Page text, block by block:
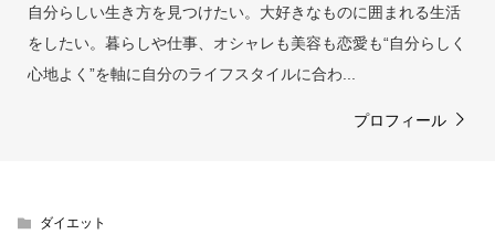
自分らしい生き方を見つけたい。大好きなものに囲まれる生活
をしたい。暮らしや仕事、オシャレも美容も恋愛も“自分らしく
心地よく”を軸に自分のライフスタイルに合わ...
プロフィール
ダイエット